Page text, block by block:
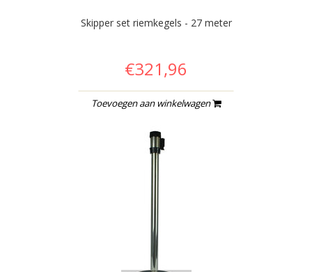
Skipper set riemkegels - 27 meter
€321,96
Toevoegen aan winkelwagen